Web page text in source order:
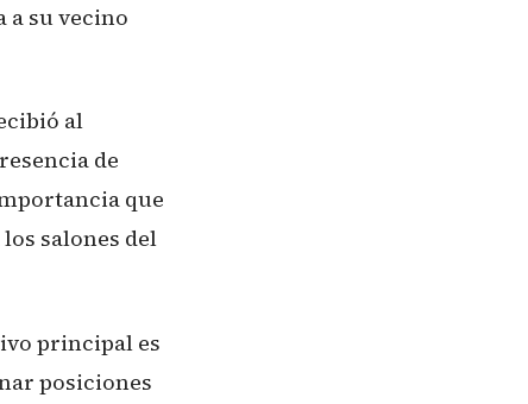
su vecino
al
de
que
salones del
principal es
posiciones